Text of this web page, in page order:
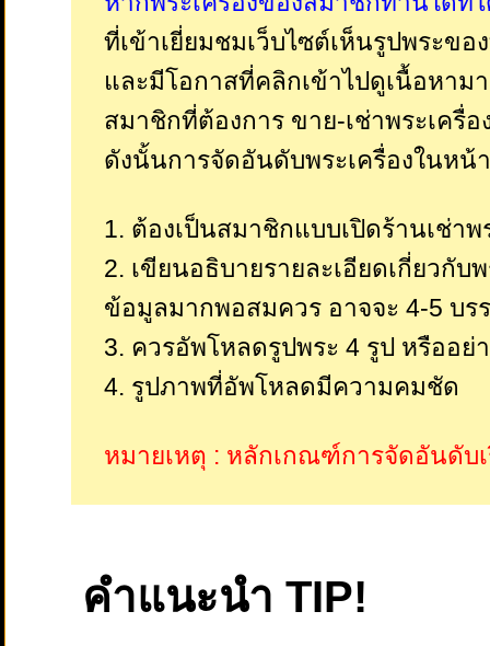
ที่เข้าเยี่ยมชมเว็บไซต์เห็นรูปพระข
และมีโอกาสที่คลิกเข้าไปดูเนื้อหา
สมาชิกที่ต้องการ ขาย-เช่าพระเครื่อ
ดังนั้นการจัดอันดับพระเครื่องในหน้
1. ต้องเป็นสมาชิกแบบเปิดร้านเช่าพ
2. เขียนอธิบายรายละเอียดเกี่ยวกั
ข้อมูลมากพอสมควร อาจจะ 4-5 บร
3. ควรอัพโหลดรูปพระ 4 รูป หรืออย่
4. รูปภาพที่อัพโหลดมีความคมชัด
หมายเหตุ : หลักเกณฑ์การจัดอันดับ
คำแนะนำ TIP!